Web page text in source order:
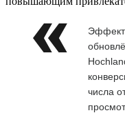
Эффект
числа